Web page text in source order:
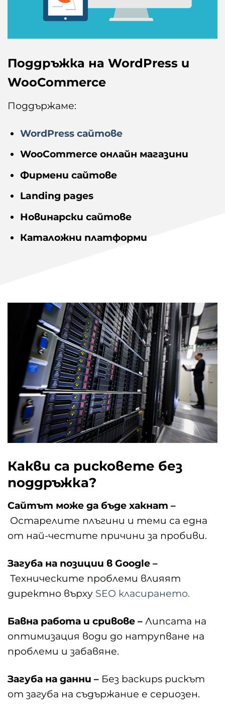
Поддръжка на WordPress и
WooCommerce
Поддържаме:
WordPress сайтове
WooCommerce онлайн магазини
Фирмени сайтове
Landing pages
Новинарски сайтове
Каталожни платформи
Какви са рисковете без
поддръжка?
Сайтът може да бъде хакнат –
Остарелите плъгини и теми са една
от най-честите причини за пробиви.
Загуба на позиции в Google –
Техническите проблеми влияят
директно върху SEO класирането.
Бавна работа и сривове – Липсата на
оптимизация води до натрупване на
проблеми и забавяне.
Загуба на данни – Без backups рискът
от загуба на съдържание е сериозен.